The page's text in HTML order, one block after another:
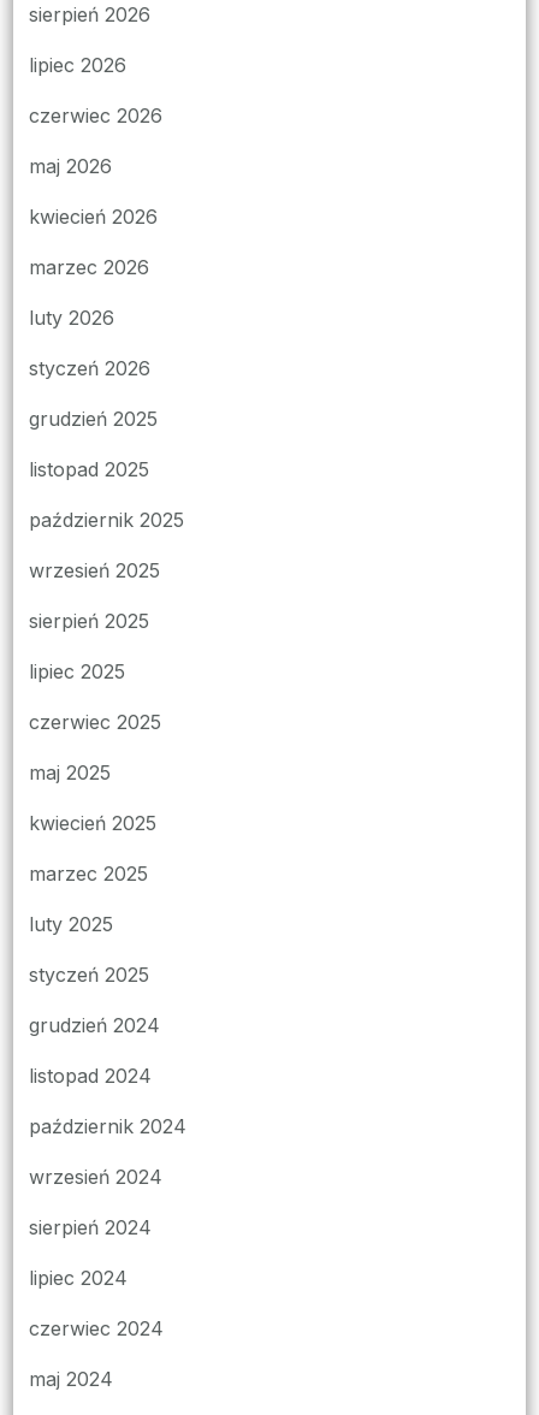
sierpień 2026
lipiec 2026
czerwiec 2026
maj 2026
kwiecień 2026
marzec 2026
luty 2026
styczeń 2026
grudzień 2025
listopad 2025
październik 2025
wrzesień 2025
sierpień 2025
lipiec 2025
czerwiec 2025
maj 2025
kwiecień 2025
marzec 2025
luty 2025
styczeń 2025
grudzień 2024
listopad 2024
październik 2024
wrzesień 2024
sierpień 2024
lipiec 2024
czerwiec 2024
maj 2024